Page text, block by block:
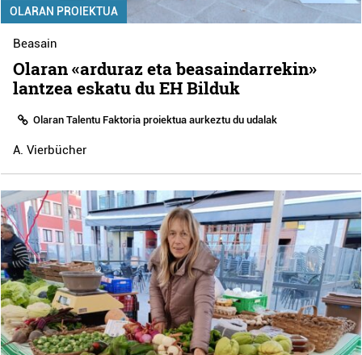
OLARAN PROIEKTUA
Beasain
Olaran «arduraz eta beasaindarrekin»
lantzea eskatu du EH Bilduk
Olaran Talentu Faktoria proiektua aurkeztu du udalak
A. Vierbücher